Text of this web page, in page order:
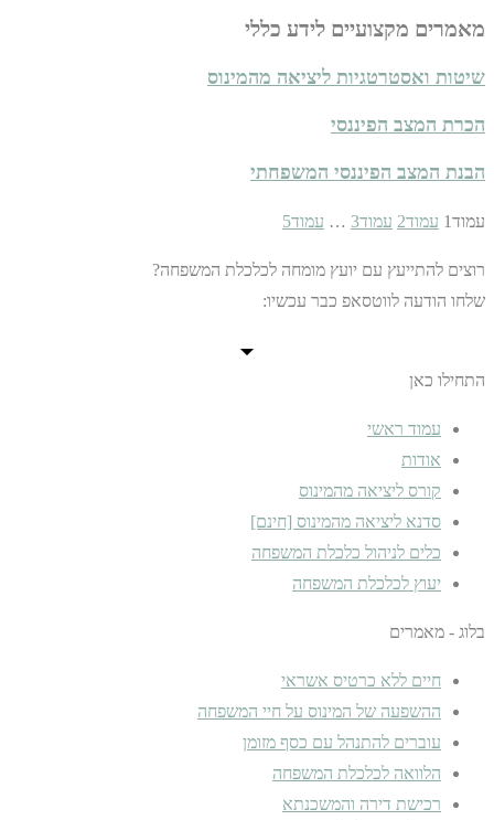
מאמרים מקצועיים לידע כללי
שיטות ואסטרטגיות ליציאה מהמינוס
הכרת המצב הפיננסי
הבנת המצב הפיננסי המשפחתי
עמוד1 עמוד2 עמוד3
… עמוד5
רוצים להתייעץ עם יועץ מומחה לכלכלת המשפחה?
שלחו הודעה לווטסאפ כבר עכשיו:
התחילו כאן
עמוד ראשי
אודות
קורס ליציאה מהמינוס
סדנא ליציאה מהמינוס [חינם]
כלים לניהול כלכלת המשפחה
יעוץ לכלכלת המשפחה
בלוג - מאמרים
חיים ללא כרטיס אשראי
ההשפעה של המינוס על חיי המשפחה
עוברים להתנהל עם כסף מזומן
הלוואה לכלכלת המשפחה
רכישת דירה והמשכנתא